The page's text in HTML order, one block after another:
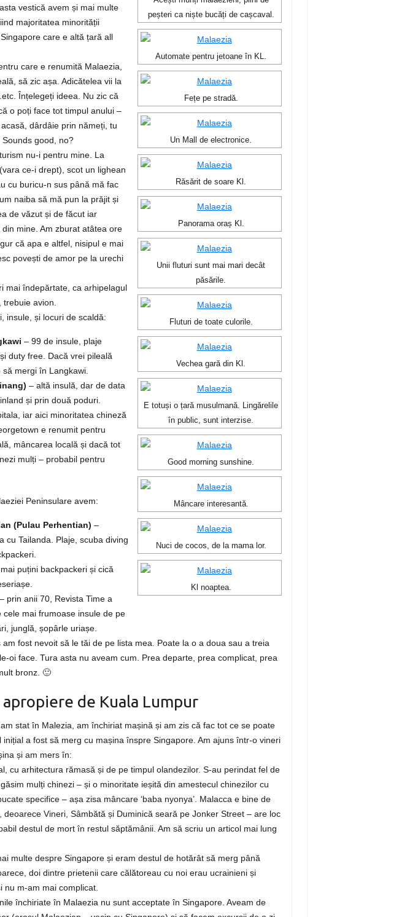
peșteri ca niște bucăți de cașcaval.
Automate pentru jetoane în KL.
Fețe pe stradă.
Un Mall de electronice.
Răsărit de soare Kl.
Panorama oraș Kl.
Unii fluturi sunt mai mari decât
păsările.
Fluturi de toate culorile.
Vechea gară din Kl.
E totuși o țară musulmană. Lingărelile
în public, sunt interzise.
Good morning sunshine.
Mâncare interesantă.
Nuci de cocos, de la mama lor.
Kl noaptea.
vestică avem și mai multe
majoritatea minorității
care e altă țară all
care e renumită Malaezia,
să zic așa. Adicătelea vii la
Înțelegeți ideea. Nu zic că
o poți face tot timpul anului –
dârdâie prin nămeți, tu
good, no?
nu-i pentru mine. La
ce-i drept), scot un lighean
cu buricu-n sus până mă fac
naiba să mă pun la prăjit și
de văzut și de făcut iar
mine. Am zburat atâtea ore
că apa e altfel, nisipul e mai
povești de amor pe la urechi
mai îndepărtate, ca arhipelagul
avion.
insule, și locuri de scaldă:
– 99 de insule, plaje
duty free. Dacă vrei pileală
mergi în Langkawi.
– altă insulă, dar de data
și prin două poduri.
iar aici minoritatea chineză
e renumit pentru
mâncarea locală și dacă tot
mulți – probabil pentru
Peninsulare avem:
(Pulau Perhentian) –
cu Tailanda. Plaje, scuba diving
puțini backpackeri și cică
– prin anii 70, Revista Time a
cele mai frumoase insule de pe
junglă, șopârle uriașe.
am fost nevoit să le tăi de pe lista mea. Poate la o a doua sau a treia
oi face. Tura asta nu aveam cum. Prea departe, prea complicat, prea
bronz. 🙂
de Kuala Lumpur
stat în Malezia, am închiriat mașină și am zis că fac tot ce se poate
inițial a fost să merg cu mașina înspre Singapore. Am ajuns într-o vineri
și am mers în:
cu arhitectura rămasă și de pe timpul olandezilor. S-au perindat fel de
mulți chinezi – și o minoritate ieșită din amestecul chinezilor cu
specifice – așa zisa mâncare ‘baba nyonya’. Malacca e bine de
Vineri, Sâmbătă și Duminică seară pe Jonker Street – are loc
destul de mort în restul săptămânii. Am să scriu un articol mai lung
multe despre Singapore și eram destul de hotărât să merg până
doi dintre prietenii care călătoreau cu noi erau ucrainieni și
nu m-am mai complicat.
închiriate în Malaezia nu sunt acceptate în Singapore. Aveam de